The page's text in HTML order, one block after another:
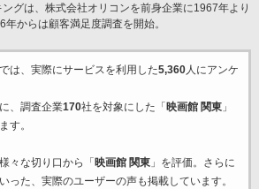
グは、株式会社オリコンを前身企業に1967年より
年からは顧客満足度調査を開始。
は、実際にサービスを利用した5,360人にアンケ
、調査企業170社を対象にした「 映画館 関東」
す。
々な切り口から「 映画館 関東」を評価。さらに
った、実際のユーザーの声も掲載しています。